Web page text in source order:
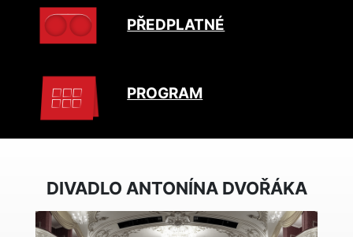
PŘEDPLATNÉ
PROGRAM
DIVADLO ANTONÍNA DVOŘÁKA